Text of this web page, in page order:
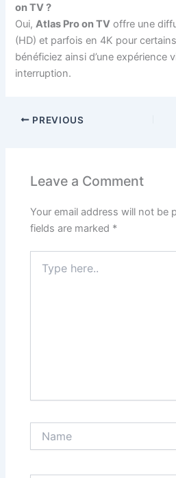
on TV ?
Oui,Atlas Pro on TV offre une
(HD) et parfois en 4K pour
bénéficiez ainsi d’une expérience
interruption.
PREVIOUS
Leave a Comment
Your email address will not be
fields are marked *
here..